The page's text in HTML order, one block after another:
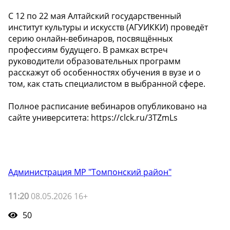
С 12 по 22 мая Алтайский государственный
институт культуры и искусств (АГУИККИ) проведёт
серию онлайн-вебинаров, посвящённых
профессиям будущего. В рамках встреч
руководители образовательных программ
расскажут об особенностях обучения в вузе и о
том, как стать специалистом в выбранной сфере.
Полное расписание вебинаров опубликовано на
сайте университета: https://clck.ru/3TZmLs
Администрация МР "Томпонский район"
11:20 08.05.2026 16+
50